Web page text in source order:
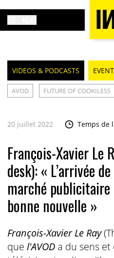
VIDEOS & PODCASTS
AVOD FUTURE OF COOKILESS
20 juillet 2022 Temps de
François-Xavier Le
desk): « L’arrivée
marché
bonne nouvelle »
François-Xavier Le Ray
que l'AVODa du sens et